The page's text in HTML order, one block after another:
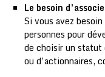
Le besoin
Si vous avez
personnes pour
de choisir un statut
ou d’actionnaires,